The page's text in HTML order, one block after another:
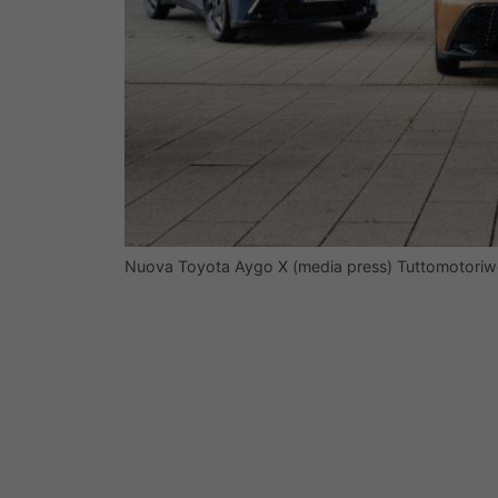
Nuova Toyota Aygo X (media press)